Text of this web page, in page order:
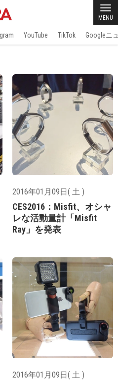
MENU
YouTube TikTok Googleニ
2016年01月09日( 土 )
CES2016：Misfit、オシャ
レな活動量計「Misfit
Ray」を発表
2016年01月09日( 土 )